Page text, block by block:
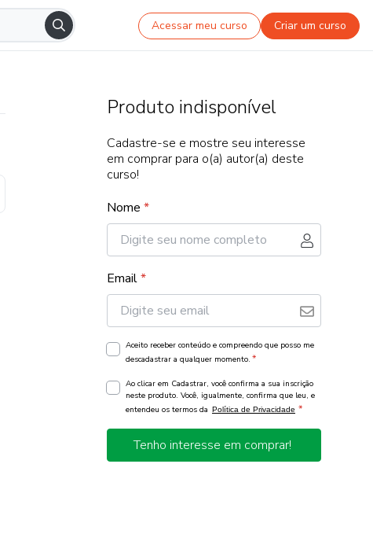
Acessar meu curso Criar um curso
Produto indisponível
Cadastre-se e mostre seu interesse
em comprar para o(a) autor(a) deste
curso!
Nome *
Email*
Aceito receber conteúdo e compreendo que posso me
descadastrar a qualquer momento. *
Ao clicar em Cadastrar, você confirma a sua inscrição
neste produto. Você, igualmente, confirma que leu, e
entendeu os termos da Política de Privacidade *
Tenho interesse em comprar!